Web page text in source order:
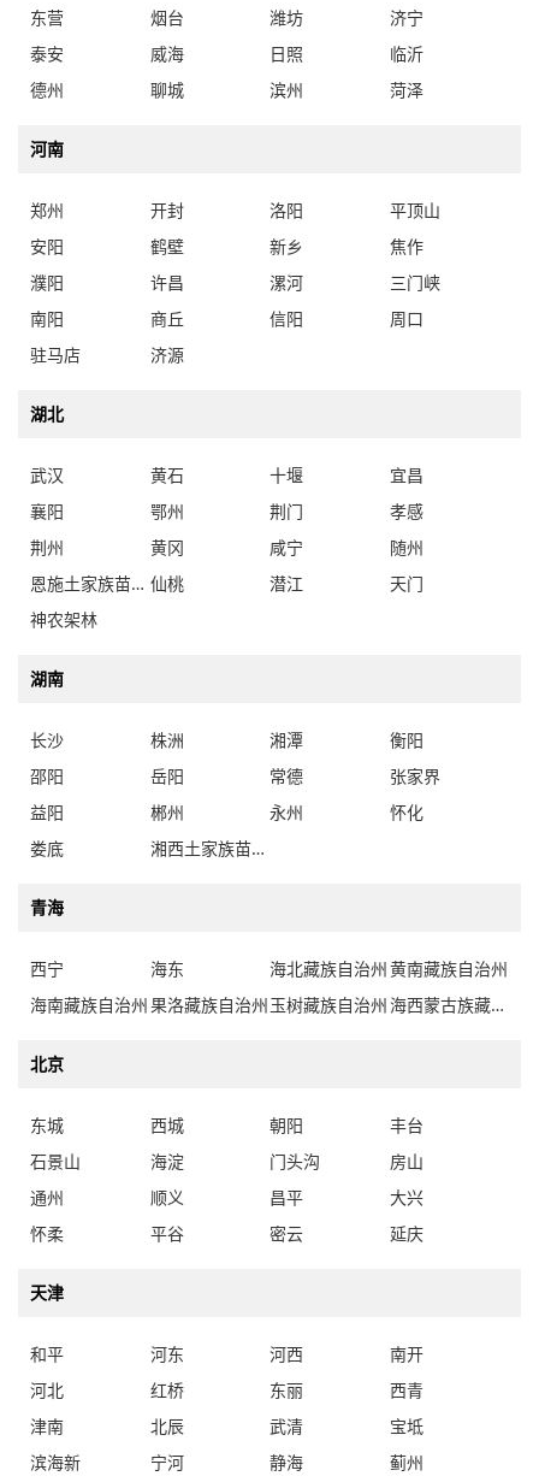
东营
烟台 潍坊
济宁
泰安
威海 日照
临沂
德州
聊城 滨州 菏泽
河南
郑州 开封 洛阳
平顶山
安阳
鹤壁 新乡
焦作
濮阳
许昌 漯河
三门峡
南阳
商丘 信阳
周口
驻马店
济源
湖北
武汉 黄石 十堰
宜昌
襄阳
鄂州 荆门
孝感
荆州
黄冈 咸宁
随州
恩施土家族苗族自治州 仙桃 潜江
天门
神农架林
湖南
长沙 株洲 湘潭
衡阳
邵阳
岳阳 常德
张家界
益阳
郴州 永州
怀化
娄底
湘西土家族苗族自治州
青海
西宁 海东 海北藏族自治州黄南藏族自治州
海南藏族自治州果洛藏族自治州玉树藏族自治州 海西蒙古族藏族自治州
北京
东城 西城 朝阳
丰台
石景山
海淀 门头沟
房山
通州
顺义 昌平
大兴
怀柔
平谷 密云 延庆
天津
和平 河东 河西
南开
河北
红桥 东丽
西青
津南
北辰 武清
宝坻
滨海新
宁河 静海 蓟州